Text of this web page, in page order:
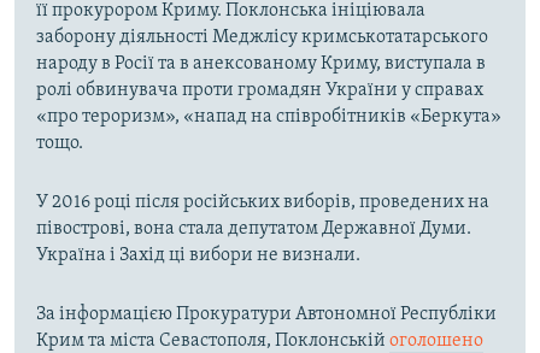
її прокурором Криму. Поклонська ініціювала
заборону діяльності Меджлісу кримськотатарського
народу в Росії та в анексованому Криму, виступала в
ролі обвинувача проти громадян України у справах
«про тероризм», «напад на співробітників «Беркута»
тощо.
У 2016 році після російських виборів, проведених на
півострові, вона стала депутатом Державної Думи.
Україна і Захід ці вибори не визнали.
За інформацією Прокуратури Автономної Республіки
Крим та міста Севастополя, Поклонській оголошено